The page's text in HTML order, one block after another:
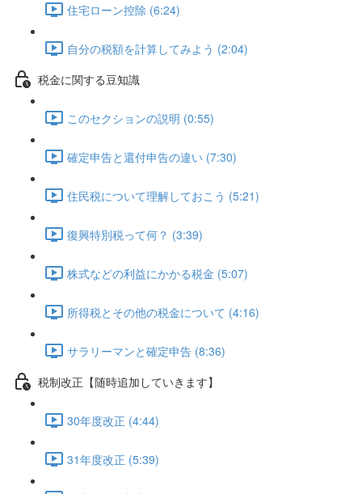
住宅ローン控除 (6:24)
自分の税額を計算してみよう (2:04)
税金に関する豆知識
このセクションの説明 (0:55)
確定申告と還付申告の違い (7:30)
住民税について理解しておこう (5:21)
復興特別税って何？ (3:39)
株式などの利益にかかる税金 (5:07)
所得税とその他の税金について (4:16)
サラリーマンと確定申告 (8:36)
税制改正【随時追加していきます】
30年度改正 (4:44)
31年度改正 (5:39)